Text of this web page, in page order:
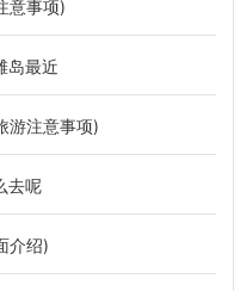
意事项)
岛最近
游注意事项)
去呢
介绍)